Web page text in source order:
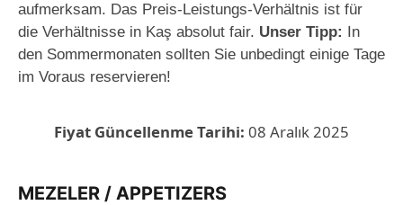
aufmerksam. Das Preis-Leistungs-Verhältnis ist für
die Verhältnisse in Kaş absolut fair. Unser Tipp: In
den Sommermonaten sollten Sie unbedingt einige Tage
im Voraus reservieren!
Fiyat Güncellenme Tarihi: 08 Aralık 2025
MEZELER / APPETIZERS